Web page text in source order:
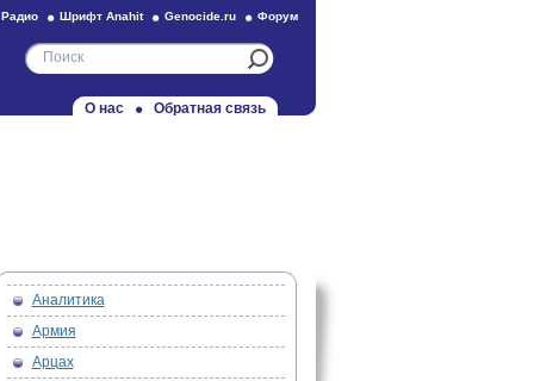
Радио Шрифт Anahit Genocide.ru Форум
О нас Обратная связь
Аналитика
Армия
Арцах